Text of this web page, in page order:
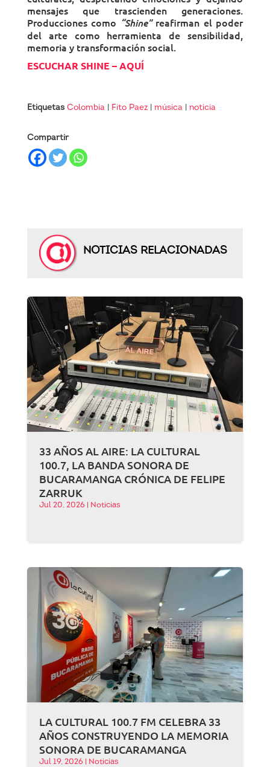
mensajes que trascienden generaciones.
Producciones como “Shine”reafirman el poder
del arte como herramienta de sensibilidad,
memoria y transformación social.
ESCUCHAR SHINE – AQUÍ
Etiquetas Colombia| Fito Paez| música| noticia
Compartir
NOTICIAS RELACIONADAS
33 AÑOS AL AIRE: LA CULTURAL
100.7, LA BANDA SONORA DE
BUCARAMANGA CRÓNICA DE FELIPE
ZARRUK
Jul 20, 2026 Noticias
LA CULTURAL 100.7 FM CELEBRA 33
AÑOS CONSTRUYENDO LA MEMORIA
SONORA DE BUCARAMANGA
Jul 19, 2026 Noticias